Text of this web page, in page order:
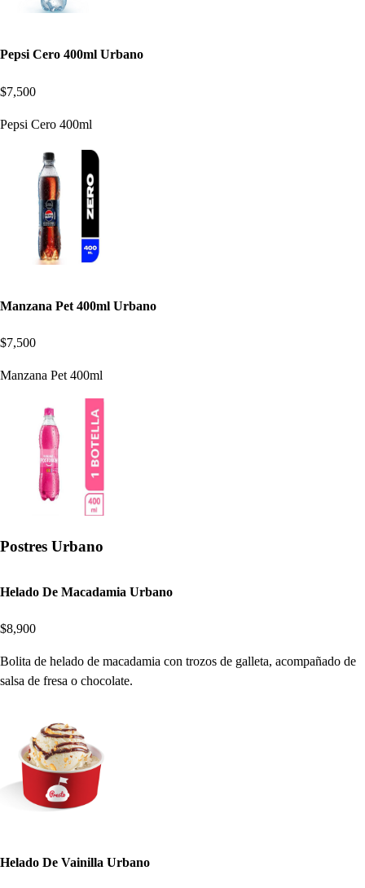
Pepsi Cero 400ml Urbano
$7,500
Pepsi Cero 400ml
Manzana Pet 400ml Urbano
$7,500
Manzana Pet 400ml
Postres Urbano
Helado De Macadamia Urbano
$8,900
Bolita de helado de macadamia con trozos de galleta, acompañado de
salsa de fresa o chocolate.
Helado De Vainilla Urbano